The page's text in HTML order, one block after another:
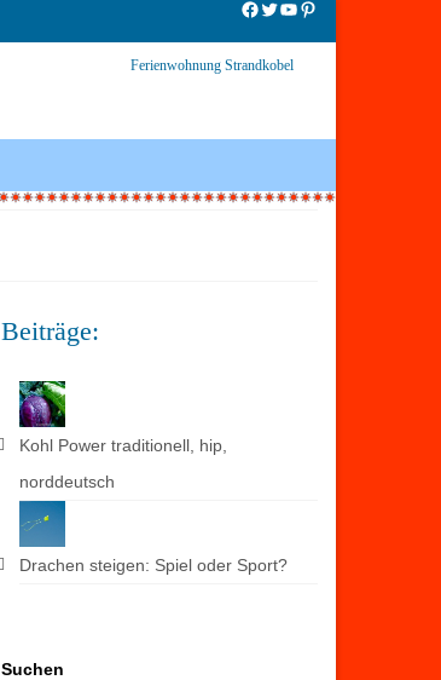
Facebook
Twitter
YouTube
Pinterest
Ferienwohnung Strandkobel
Beiträge:
Kohl Power traditionell, hip,
norddeutsch
Drachen steigen: Spiel oder Sport?
Suchen